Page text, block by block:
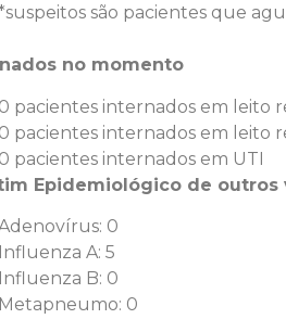
são pacientes que
no momento
0 pacientes internados em leito
0 pacientes internados em leito
0 pacientes internados em UTI
Epidemiológico de outros
0
Influenza A: 5
Influenza B: 0
Metapneumo: 0